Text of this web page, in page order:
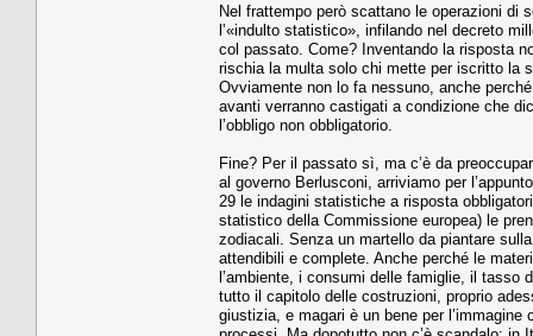
Nel frattempo però scattano le operazioni di
l’«indulto statistico», infilando nel decreto
col passato. Come? Inventando la risposta
rischia la multa solo chi mette per iscritto la
Ovviamente non lo fa nessuno, anche
avanti verranno castigati a condizione che
l’obbligo non obbligatorio.
Fine? Per il passato sì, ma c’è da
al governo Berlusconi, arriviamo per
29 le indagini statistiche a risposta
statistico della Commissione europea) le
zodiacali. Senza un martello da piantare
attendibili e complete. Anche perché le
l’ambiente, i consumi delle famiglie, il tasso
tutto il capitolo delle costruzioni, proprio
giustizia, e magari è un bene per